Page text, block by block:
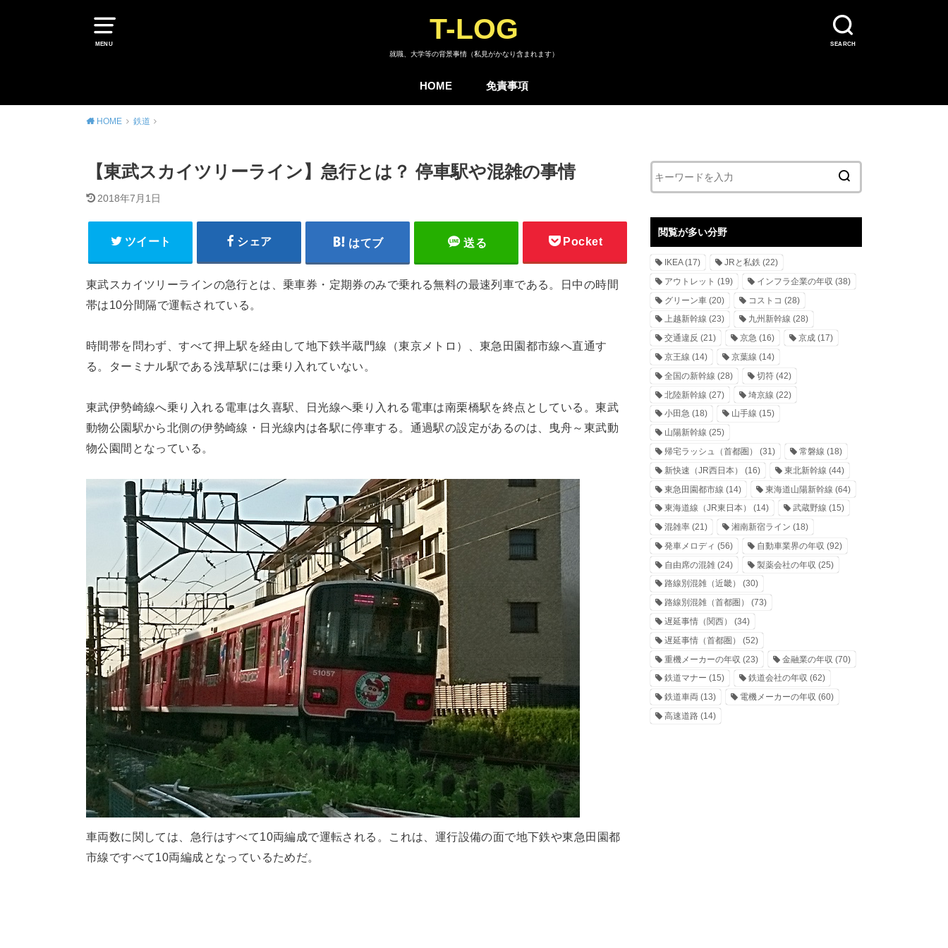
MENU SEARCH
T-LOG
就職、大学等の背景事情（私見がかなり含まれます）
HOME 免責事項
HOME 鉄道
【東武スカイツリーライン】急行とは？ 停車駅や混雑の事情
2018年7月1日
ツイート シェア はてブ 送る Pocket
東武スカイツリーラインの急行とは、乗車券・定期券のみで乗れる無料の最速列車である。日中の時間
帯は10分間隔で運転されている。
時間帯を問わず、すべて押上駅を経由して地下鉄半蔵門線（東京メトロ）、東急田園都市線へ直通す
る。ターミナル駅である浅草駅には乗り入れていない。
東武伊勢崎線へ乗り入れる電車は久喜駅、日光線へ乗り入れる電車は南栗橋駅を終点としている。東武
動物公園駅から北側の伊勢崎線・日光線内は各駅に停車する。通過駅の設定があるのは、曳舟～東武動
物公園間となっている。
車両数に関しては、急行はすべて10両編成で運転される。これは、運行設備の面で地下鉄や東急田園都
市線ですべて10両編成となっているためだ。
閲覧が多い分野
IKEA(17) JRと私鉄 (22)
アウトレット (19) インフラ企業の年収 (38)
グリーン車 (20) コストコ (28)
上越新幹線 (23) 九州新幹線 (28)
交通違反 (21) 京急 (16) 京成(17)
京王線 (14) 京葉線 (14)
全国の新幹線 (28) 切符(42)
北陸新幹線 (27) 埼京線 (22)
小田急 (18) 山手線 (15)
山陽新幹線 (25)
帰宅ラッシュ（首都圏）
(31) 常磐線 (18)
新快速（JR西日本）
(16) 東北新幹線 (44)
東急田園都市線 (14) 東海道山陽新幹線 (64)
東海道線（JR東日本）
(14) 武蔵野線 (15)
混雑率 (21) 湘南新宿ライン (18)
発車メロディ (56) 自動車業界の年収 (92)
自由席の混雑 (24) 製薬会社の年収 (25)
路線別混雑（近畿）
(30)
路線別混雑（首都圏）
(73)
遅延事情（関西）
(34)
遅延事情（首都圏）
(52)
重機メーカーの年収 (23) 金融業の年収 (70)
鉄道マナー (15) 鉄道会社の年収 (62)
鉄道車両 (13) 電機メーカーの年収 (60)
高速道路 (14)